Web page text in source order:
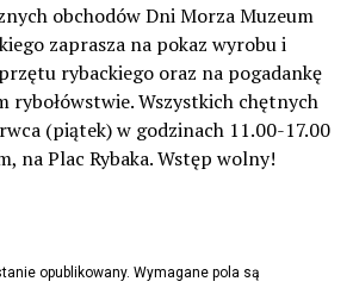
obchodów Dni Morza Muzeum
zaprasza na pokaz wyrobu i
rybackiego oraz na pogadankę
rybołówstwie. Wszystkich chętnych
(piątek) w godzinach 11.00-17.00
na Plac Rybaka. Wstęp wolny!
opublikowany. Wymagane pola są